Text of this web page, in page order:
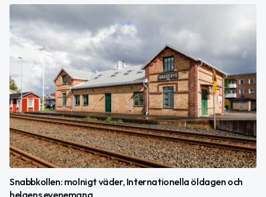
Snabbkollen: molnigt väder, Internationella öldagen och
helgens evenemang